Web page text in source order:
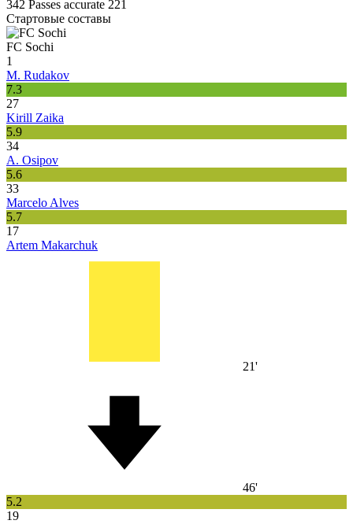
342 Passes accurate 221
Стартовые составы
FC Sochi
1
M. Rudakov
7.3
27
Kirill Zaika
5.9
34
A. Osipov
5.6
33
Marcelo Alves
5.7
17
Artem Makarchuk
21'
46'
5.2
19